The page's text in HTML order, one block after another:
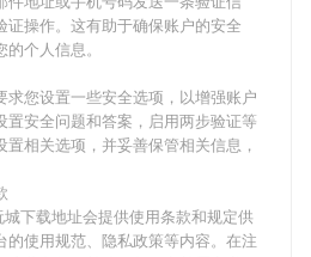
操作。这有助于确保账户的安全
个人信息。
求您设置一些安全选项，以增强账户
置安全问题和答案，启用两步验证等
相关选项，并妥善保管相关信息，
城下载地址会提供使用条款和规定供
使用规范、隐私政策等内容。在注